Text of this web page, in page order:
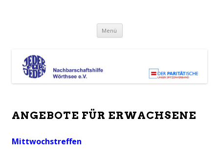
WÖRTHSEE
bleiben, Vorträge, Seniorensport, Kinderbetreuung
Menü Springe
Inhalt
ANGEBOTE FÜR ERWACHSENE
Mittwochstreffen